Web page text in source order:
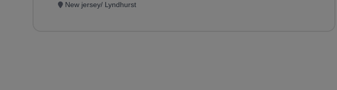
New jersey/ Lyndhurst